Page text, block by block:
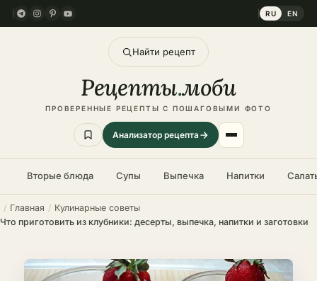
RU EN
Найти рецепт
Рецепты.моби
ПРОВЕРЕННЫЕ РЕЦЕПТЫ С ПОШАГОВЫМИ ФОТО
Анализатор рецепта
Вторые блюда Супы Выпечка Напитки
Главная
Кулинарные советы
Что приготовить из клубники: десерты, выпечка, напитки и заготовки